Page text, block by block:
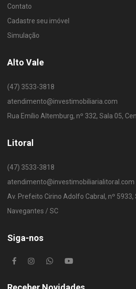
Contato
Cadastre seu imóvel
Simulação
Alto Vale
(47) 3533-3818
atendimento@investimobiliaria.com
Rua Emílio Altemburg, nº 332, Sala 05,
Litoral
(47) 3533-3818
atendimento@investimobiliarialitoral.com
Av. Prefeito Cirino Adolfo Cabral, nº 5933,
Navegantes / SC
Siga-nos